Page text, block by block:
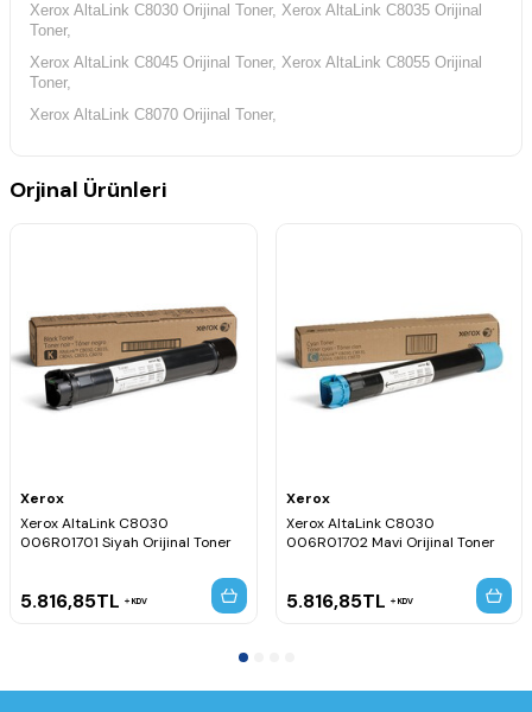
Xerox AltaLink C8030 Orijinal Toner, Xerox AltaLink C8035 Orijinal
Toner,
Xerox AltaLink C8045 Orijinal Toner, Xerox AltaLink C8055 Orijinal
Toner,
Xerox AltaLink C8070 Orijinal Toner,
Orjinal Ürünleri
Xerox
Xerox AltaLink C8030
006R01701 Siyah Orijinal Toner
5.816,85TL KDV
Xerox
Xerox AltaLink C8030
006R01702 Mavi Orijinal Toner
5.816,85TL KDV